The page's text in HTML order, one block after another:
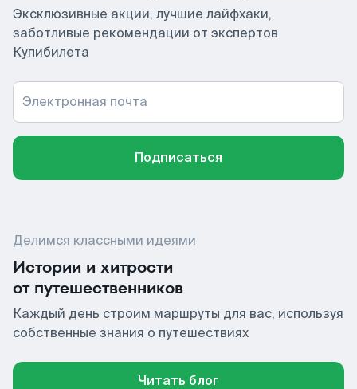
Эксклюзивные акции, лучшие лайфхаки,
заботливые рекомендации от экспертов
Купибилета
Электронная почта
Подписаться
Делимся классными идеями
Истории и хитрости
от путешественников
Каждый день строим маршруты для вас, используя
собственные знания о путешествиях
Читать блог